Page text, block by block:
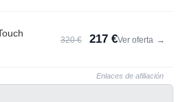
320 € 217 €Ver oferta →
Enlaces de afiliación